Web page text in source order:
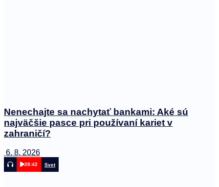
Nenechajte sa nachytať bankami: Aké sú
najväčšie pasce pri používaní kariet v
zahraničí?
6. 8. 2026
28:42 Svet